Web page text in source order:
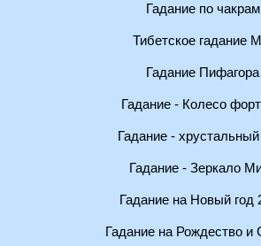
Гадание по чакрам
Тибетское гадание
Гадание Пифагора
Гадание - Колесо
Гадание -
Гадание - Зеркало
Гадание на Новый год
Гадание на Рождество и